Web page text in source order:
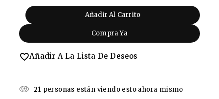
Añadir Al Carrito
Compra Ya
Añadir A La Lista De Deseos
21 personas están viendo esto ahora mismo